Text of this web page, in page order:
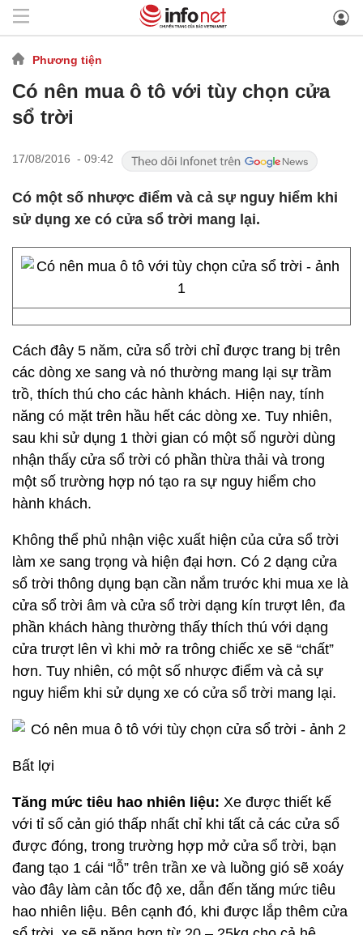
Phương tiện
Có nên mua ô tô với tùy chọn cửa
sổ trời
17/08/2016 - 09:42
Có một số nhược điểm và cả sự nguy hiểm khi
sử dụng xe có cửa sổ trời mang lại.
Cách đây 5 năm, cửa sổ trời chỉ được trang bị trên
các dòng xe sang và nó thường mang lại sự trầm
trồ, thích thú cho các hành khách. Hiện nay, tính
năng có mặt trên hầu hết các dòng xe. Tuy nhiên,
sau khi sử dụng 1 thời gian có một số người dùng
nhận thấy cửa sổ trời có phần thừa thải và trong
một số trường hợp nó tạo ra sự nguy hiểm cho
hành khách.
Không thể phủ nhận việc xuất hiện của cửa sổ trời
làm xe sang trọng và hiện đại hơn. Có 2 dạng cửa
sổ trời thông dụng bạn cần nắm trước khi mua xe là
cửa sổ trời âm và cửa sổ trời dạng kín trượt lên, đa
phần khách hàng thường thấy thích thú với dạng
cửa trượt lên vì khi mở ra trông chiếc xe sẽ “chất”
hơn. Tuy nhiên, có một số nhược điểm và cả sự
nguy hiểm khi sử dụng xe có cửa sổ trời mang lại.
Bất lợi
Tăng mức tiêu hao nhiên liệu: Xe được thiết kế
với tỉ số cản gió thấp nhất chỉ khi tất cả các cửa sổ
được đóng, trong trường hợp mở cửa sổ trời, bạn
đang tạo 1 cái “lỗ” trên trần xe và luồng gió sẽ xoáy
vào đây làm cản tốc độ xe, dẫn đến tăng mức tiêu
hao nhiên liệu. Bên cạnh đó, khi được lắp thêm cửa